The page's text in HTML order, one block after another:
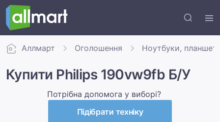
Аллмарт Оголошення Ноутбуки,
Купити Philips 190vw9fb Б/У
Потрібна допомога у виборі?
Підібрати техніку